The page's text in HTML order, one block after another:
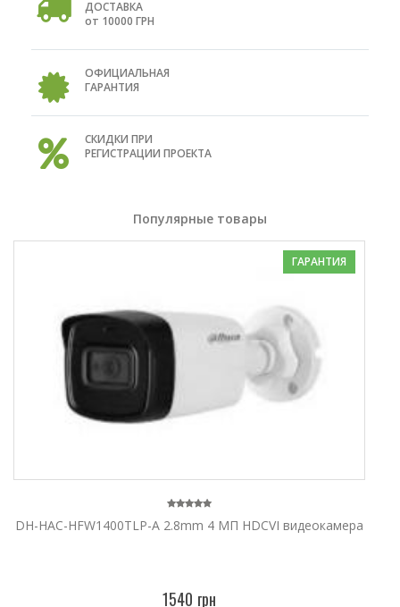
ДОСТАВКА
от 10000 ГРН
ОФИЦИАЛЬНАЯ
ГАРАНТИЯ
СКИДКИ ПРИ
РЕГИСТРАЦИИ ПРОЕКТА
Популярные товары
ГАРАНТИЯ
DH-HAC-HFW1400TLP-A 2.8mm 4 МП HDCVI видеокамера
1540 грн